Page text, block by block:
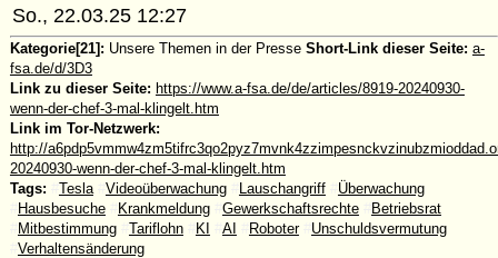
So., 22.03.25 12:27
Kategorie[21]: Unsere Themen in der Presse Short-Link dieser Seite: a-
fsa.de/d/3D3
Link zu dieser Seite: https://www.a-fsa.de/de/articles/8919-20240930-
wenn-der-chef-3-mal-klingelt.htm
Link im Tor-Netzwerk:
http://
20240930-wenn-der-chef-3-mal-klingelt.htm
Tags:
Tesla Videoüberwachung Lauschangriff
Überwachung
Hausbesuche Krankmeldung Gewerkschaftsrechte
Betriebsrat
Mitbestimmung Tariflohn KI AI Roboter
Unschuldsvermutung
Verhaltensänderung